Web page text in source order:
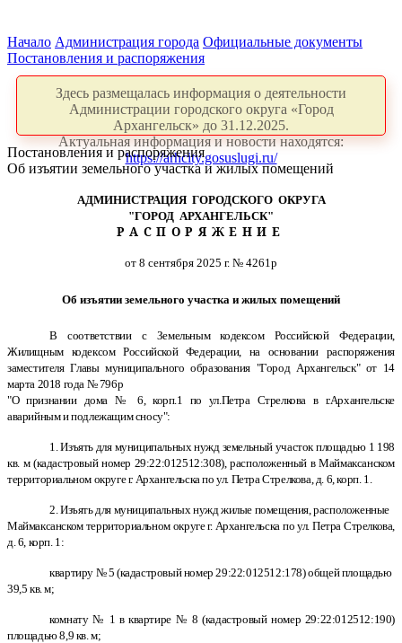
Начало Администрация города Официальные документы
Постановления и распоряжения
Здесь размещалась информация о деятельности
Администрации городского округа «Город
Архангельск» до 31.12.2025.
Актуальная информация и новости находятся:
https://arhcity.gosuslugi.ru/
Постановления и распоряжения
Об изъятии земельного участка и жилых помещений
АДМИНИСТРАЦИЯ ГОРОДСКОГО ОКРУГА
"ГОРОД АРХАНГЕЛЬСК"
РАСПОРЯЖЕНИЕ
от 8 сентября 2025 г. № 4261р
Об изъятии земельного участка и жилых помещений
В соответствии с Земельным кодексом Российской Федерации,
Жилищным кодексом Российской Федерации, на основании распоряжения
заместителя Главы муниципального образования "Город Архангельск" от 14
марта 2018 года № 796р
"О признании дома № 6, корп.1 по ул.Петра Стрелкова в г.Архангельске
аварийным и подлежащим сносу":
1. Изъять для муниципальных нужд земельный участок площадью 1 198
кв. м (кадастровый номер 29:22:012512:308), расположенный в Маймаксанском
территориальном округе г. Архангельска по ул. Петра Стрелкова, д. 6, корп. 1.
2. Изъять для муниципальных нужд жилые помещения, расположенные
Маймаксанском территориальном округе г. Архангельска по ул. Петра Стрелкова,
д. 6, корп. 1:
квартиру № 5 (кадастровый номер 29:22:012512:178) общей площадью
39,5 кв. м;
комнату № 1 в квартире № 8 (кадастровый номер 29:22:012512:190)
площадью 8,9 кв. м;